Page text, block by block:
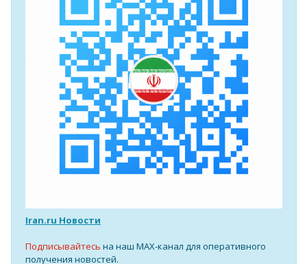
Iran.ru Новости
Подписывайтесь на наш MAX-канал для оперативного
получения новостей.